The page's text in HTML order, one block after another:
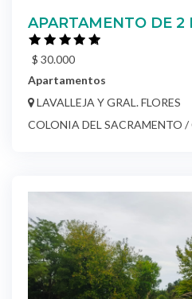
APARTAMENTO DE 2
$ 30.000
Apartamentos
LAVALLEJA Y GRAL. FLORES
COLONIA DEL SACRAMENTO